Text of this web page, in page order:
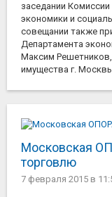
заседании
экономики и
совещании также
Департамента
Максим
имущества г.
Московская
торговлю
7 февраля 2015 в